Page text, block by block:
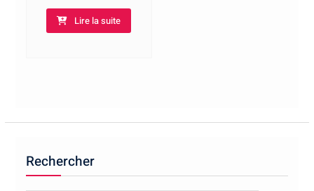
Lire la suite
Rechercher